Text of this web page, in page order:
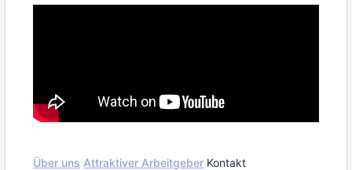
Über uns Attraktiver Arbeitgeber Kontakt